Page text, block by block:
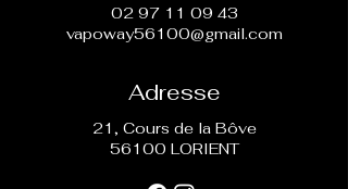
02 97 11 09 43
vapoway56100@gmail.com
Adresse
21, Cours de la Bôve
56100 LORIENT